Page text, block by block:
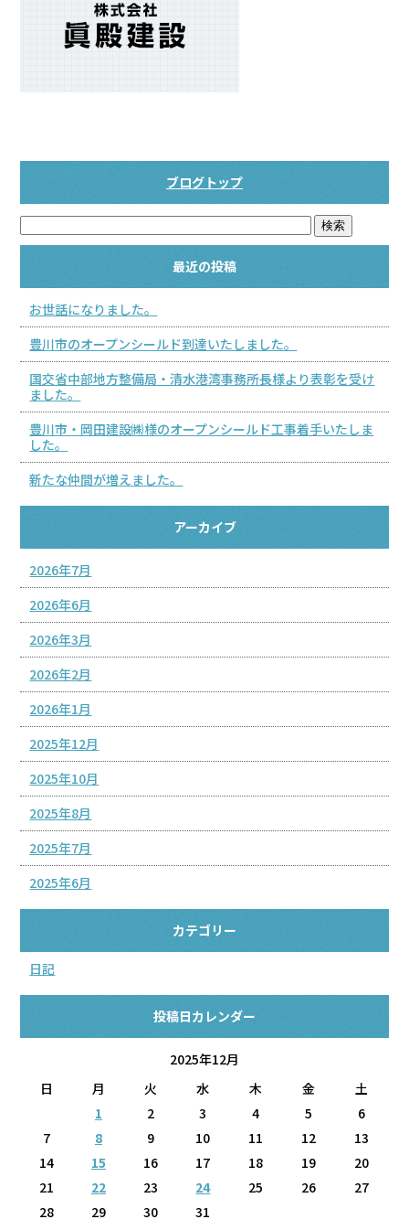
ブログトップ
最近の投稿
お世話になりました。
豊川市のオープンシールド到達いたしました。
国交省中部地方整備局・清水港湾事務所長様より表彰を受け
ました。
豊川市・岡田建設㈱様のオープンシールド工事着手いたしま
した。
新たな仲間が増えました。
アーカイブ
2026年7月
2026年6月
2026年3月
2026年2月
2026年1月
2025年12月
2025年10月
2025年8月
2025年7月
2025年6月
カテゴリー
日記
投稿日カレンダー
2025年12月
日
月 火 水 木 金 土
1 2 3 4 5
6
7
8 9 10 11 12
13
14
15 16 17 18 19
20
21
22 23 24 25 26
27
28
29 30 31